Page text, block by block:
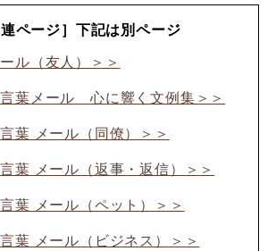
連ページ］下記は別ページ
ル（友人）＞＞
葉メール 心に響く文例集＞＞
葉 メール（同僚）＞＞
葉 メール（返事・返信）＞＞
葉 メール（ペット）＞＞
葉 メール（ビジネス）＞＞